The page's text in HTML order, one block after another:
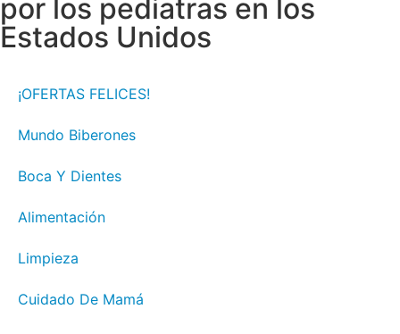
por los pediatras en los
Estados Unidos
¡OFERTAS FELICES!
Mundo Biberones
Boca Y Dientes
Alimentación
Limpieza
Cuidado De Mamá